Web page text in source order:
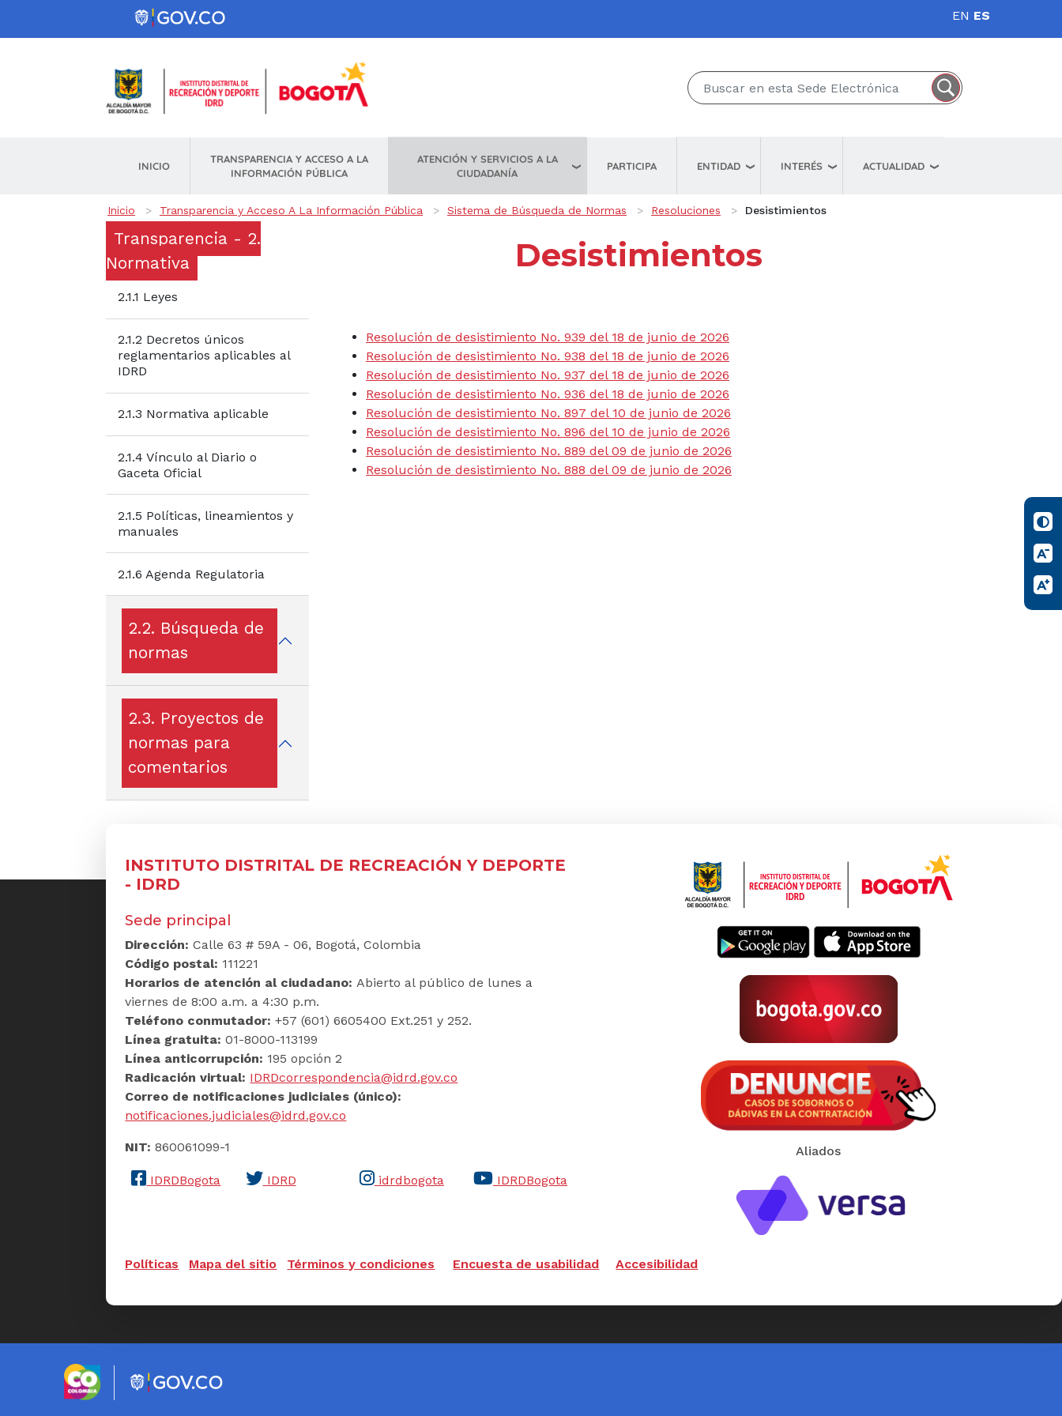
Pasar al contenido principal EN ES
INICIO
TRANSPARENCIA Y ACCESO A LA
INFORMACIÓN PÚBLICA
ATENCIÓN Y SERVICIOS A LA
CIUDADANÍA
PARTICIPA ENTIDAD INTERÉS ACTUALIDAD
Ruta de navegación
Inicio Transparencia y Acceso A La Información Pública Sistema de Búsqueda de Normas Resoluciones Desistimientos
Transparencia - 2.
Normativa
2.1.1 Leyes
2.1.2 Decretos únicos
reglamentarios aplicables al
IDRD
2.1.3 Normativa aplicable
2.1.4 Vínculo al Diario o
Gaceta Oficial
2.1.5 Políticas, lineamientos y
manuales
2.1.6 Agenda Regulatoria
2.2. Búsqueda de
normas
2.3. Proyectos de
normas para
comentarios
Desistimientos
Resolución de desistimiento No. 939 del 18 de junio de 2026
Resolución de desistimiento No. 938 del 18 de junio de 2026
Resolución de desistimiento No. 937 del 18 de junio de 2026
Resolución de desistimiento No. 936 del 18 de junio de 2026
Resolución de desistimiento No. 897 del 10 de junio de 2026
Resolución de desistimiento No. 896 del 10 de junio de 2026
Resolución de desistimiento No. 889 del 09 de junio de 2026
Resolución de desistimiento No. 888 del 09 de junio de 2026
INSTITUTO DISTRITAL DE RECREACIÓN Y DEPORTE
- IDRD
Sede principal
Dirección: Calle 63 # 59A - 06, Bogotá, Colombia
Código postal: 111221
Horarios de atención al ciudadano:Abierto al público de lunes a
viernes de 8:00 a.m. a 4:30 p.m.
Teléfono conmutador: +57 (601) 6605400 Ext.251 y 252.
Línea gratuita: 01-8000-113199
Línea anticorrupción: 195 opción 2
Radicación virtual: IDRDcorrespondencia@idrd.gov.co
Correo de notificaciones judiciales (único):
notificaciones.judiciales@idrd.gov.co
NIT: 860061099-1
IDRDBogota IDRD idrdbogota IDRDBogota
Aliados
Políticas Mapa del sitio Términos y condiciones Encuesta de usabilidad Accesibilidad